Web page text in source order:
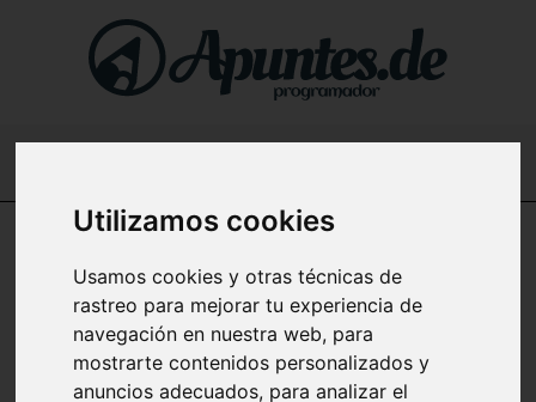
Utilizamos cookies
Usamos cookies y otras técnicas de
rastreo para mejorar tu experiencia de
navegación en nuestra web, para
mostrarte contenidos personalizados y
anuncios adecuados, para analizar el
Apuntes de NodeJS (Desarrollo Web) en español